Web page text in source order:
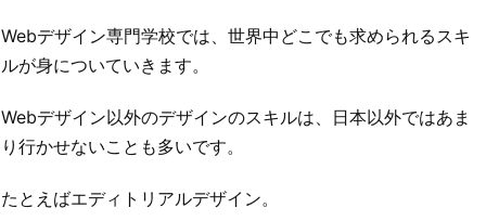
Webデザイン専門学校では、世界中どこでも求められるスキ
ルが身についていきます。
Webデザイン以外のデザインのスキルは、日本以外ではあま
り行かせないことも多いです。
たとえばエディトリアルデザイン。